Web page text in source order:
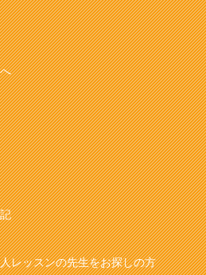
レッスンの先生をお探しの方